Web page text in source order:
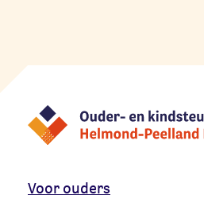
Voor ouders